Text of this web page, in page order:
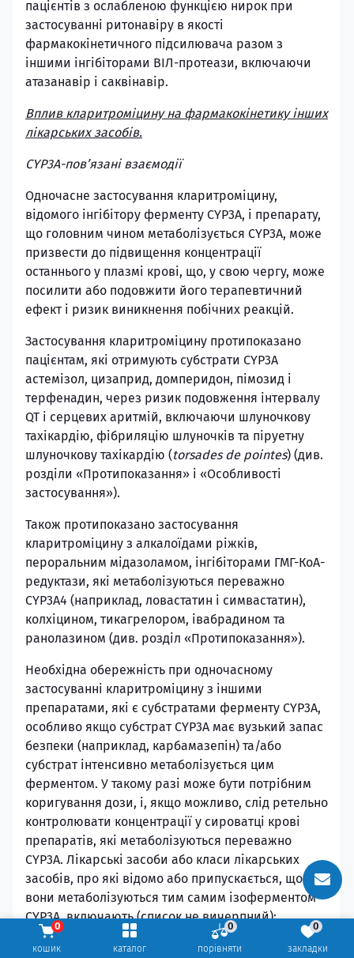
каталог порівняти
0
закладки
0
кошик
0
пацієнтів з ослабленою функцією нирок при
застосуванні ритонавіру в якості
фармакокінетичного підсилювача разом з
іншими інгібіторами ВІЛ-протеази, включаючи
атазанавір і саквінавір.
Вплив кларитроміцину на фармакокінетику інших
лікарських засобів.
CYP3A-пов’язані взаємодії
Одночасне застосування кларитроміцину,
відомого інгібітору ферменту CYP3A, і препарату,
що головним чином метаболізується CYP3A, може
призвести до підвищення концентрації
останнього у плазмі крові, що, у свою чергу, може
посилити або подовжити його терапевтичний
ефект і ризик виникнення побічних реакцій.
Застосування кларитроміцину протипоказано
пацієнтам, які отримують субстрати CYP3A
астемізол, цизаприд, домперидон, пімозид і
терфенадин, через ризик подовження інтервалу
QT і серцевих аритмій, включаючи шлуночкову
тахікардію, фібриляцію шлуночків та піруетну
шлуночкову тахікардію (torsades de pointes) (див.
розділи «Протипоказання» і «Особливості
застосування»).
Також протипоказано застосування
кларитроміцину з алкалоїдами ріжків,
пероральним мідазоламом, інгібіторами ГМГ-КоА-
редуктази, які метаболізуються переважно
CYP3A4 (наприклад, ловастатин і симвастатин),
колхіцином, тикагрелором, івабрадином та
ранолазином (див. розділ «Протипоказання»).
Необхідна обережність при одночасному
застосуванні кларитроміцину з іншими
препаратами, які є субстратами ферменту CYP3A,
особливо якщо субстрат CYP3A має вузький запас
безпеки (наприклад, карбамазепін) та/або
субстрат інтенсивно метаболізується цим
ферментом. У такому разі може бути потрібним
коригування дози, і, якщо можливо, слід ретельно
контролювати концентрації у сироватці крові
препаратів, які метаболізуються переважно
CYP3A. Лікарські засоби або класи лікарських
засобів, про які відомо або припускається, що
вони метаболізуються тим самим ізоферментом
CYP3A, включають (список не вичерпний):
алпразолам, карбамазепін, цилостазол,
циклоспорин, дизопірамід, ібрутиніб,